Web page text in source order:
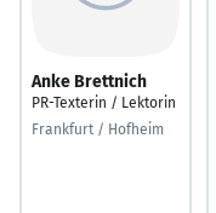
Anke Brettnich
PR-Texterin / Lektorin
Frankfurt / Hofheim